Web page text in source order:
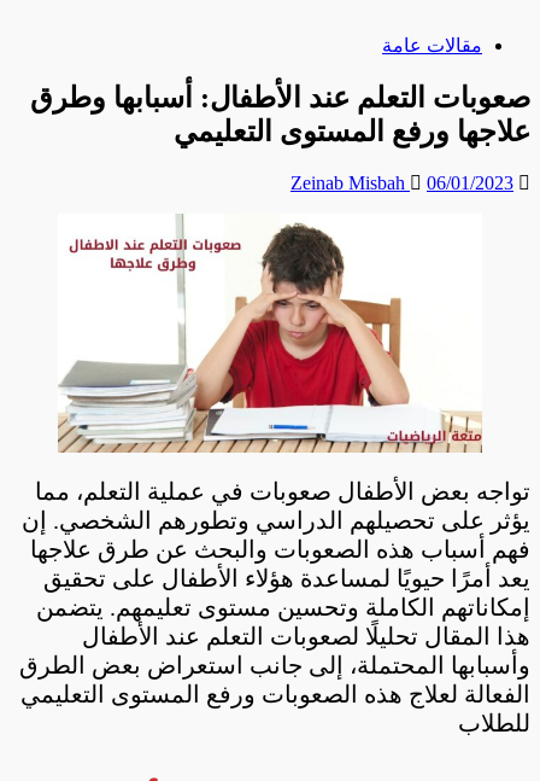
مقالات عامة
صعوبات التعلم عند الأطفال: أسبابها وطرق
علاجها ورفع المستوى التعليمي
Zeinab Misbah 06/01/2023
تواجه بعض الأطفال صعوبات في عملية التعلم، مما
يؤثر على تحصيلهم الدراسي وتطورهم الشخصي. إن
فهم أسباب هذه الصعوبات والبحث عن طرق علاجها
يعد أمرًا حيويًا لمساعدة هؤلاء الأطفال على تحقيق
إمكاناتهم الكاملة وتحسين مستوى تعليمهم. يتضمن
هذا المقال تحليلًا لصعوبات التعلم عند الأطفال
وأسبابها المحتملة، إلى جانب استعراض بعض الطرق
الفعالة لعلاج هذه الصعوبات ورفع المستوى التعليمي
للطلاب